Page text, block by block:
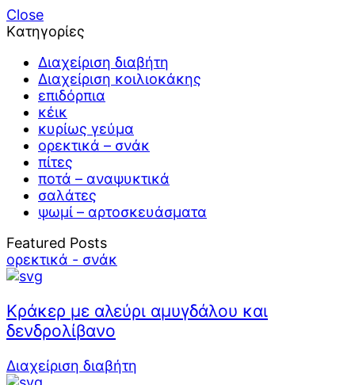
Close
Kατηγορίες
Διαχείριση διαβήτη
Διαχείριση κοιλιοκάκης
επιδόρπια
κέικ
κυρίως γεύμα
ορεκτικά – σνάκ
πίτες
ποτά – αναψυκτικά
σαλάτες
ψωμί – αρτοσκευάσματα
Featured Posts
ορεκτικά - σνάκ
Κράκερ με αλεύρι αμυγδάλου και
δενδρολίβανο
Διαχείριση διαβήτη